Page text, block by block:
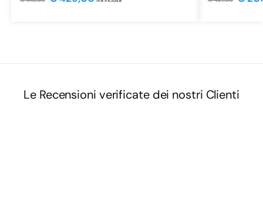
Le Recensioni verificate dei nostri Clienti